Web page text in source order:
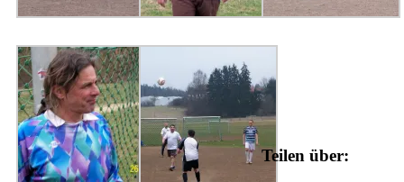
Teilen über: